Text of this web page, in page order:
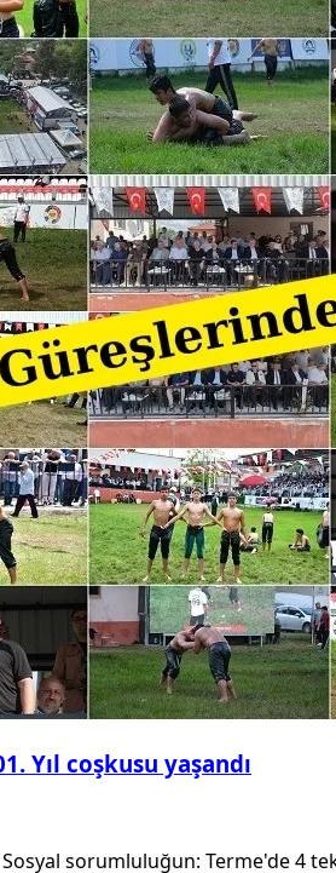
Yıl coşkusu yaşandı
sorumluluğun: Terme'de 4